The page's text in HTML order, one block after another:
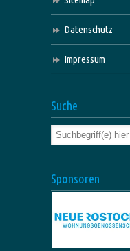
Datenschutz
Impressum
Suche
Sponsoren